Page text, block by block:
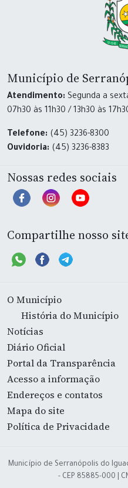
Município de
Atendimento: Segunda a
07h30 às 11h30 / 13h30 às
Telefone: (45) 3236-8300
Ouvidoria: (45) 3236-8383
Nossas redes sociais
Compartilhe nosso
O Município
História do Município
Notícias
Diário Oficial
Portal da Transparência
Acesso a informação
Endereços e contatos
Mapa do site
Política de Privacidade
Município de Serranópolis do
- CEP 85885-000 |